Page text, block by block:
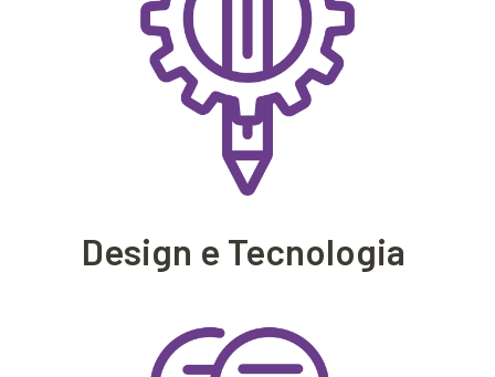
Design e Tecnologia